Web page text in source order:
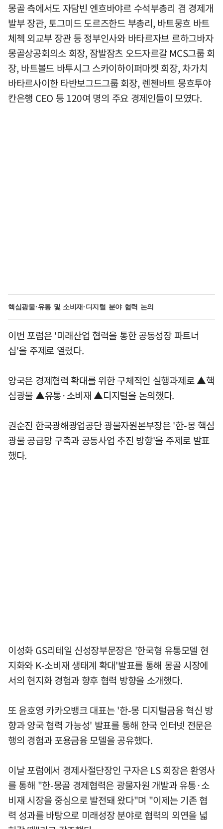
몽골 측에서도 자담빈 엔흐바야르 수석부총리 겸 경제개
발부 장관, 토그미드 도르즈한드 부총리, 바트뭉흐 바트
체첵 외교부 장관 등 정부인사와 바타르자브 르하그바자
몽골상공회의소 회장, 잠발잠츠 오드자르갈 MCS그룹 회
장, 바트볼드 바투시그 스카이하이퍼마켓 회장, 차가치
바타르사이한 타반보그드그룹 회장, 렌첸바트 뭉흐투야
칸은행 CEO 등 120여 명의 주요 경제인들이 모였다.
핵심광물·유통 및 소비재·디지털 분야 협력 논의
이번 포럼은 '미래산업 협력을 통한 공동성장 파트너
십'을 주제로 열렸다.
양국은 경제협력 확대를 위한 구체적인 실행과제로 ▲핵
심광물 ▲유통·소비재 ▲디지털을 논의했다.
권순진 한국광해광업공단 광물자원본부장은 '한-몽 핵심
광물 공급망 구축과 공동사업 추진 방향'을 주제로 발표
했다.
이성화 GS리테일 신성장부문장은 '한국형 유통모델 현
지화와 K-소비재 생태계 확대'발표를 통해 몽골 시장에
서의 현지화 경험과 향후 협력 방향을 소개했다.
또 윤호영 카카오뱅크 대표는 '한-몽 디지털금융 혁신 방
향과 양국 협력 가능성' 발표를 통해 한국 인터넷 전문은
행의 경험과 포용금융 모델을 공유했다.
이날 포럼에서 경제사절단장인 구자은 LS 회장은 환영사
를 통해 "한-몽골 경제협력은 광물자원 개발과 유통·소
비재 시장을 중심으로 발전돼 왔다"며 "이제는 기존 협
력 성과를 바탕으로 미래성장 분야로 협력의 외연을 넓